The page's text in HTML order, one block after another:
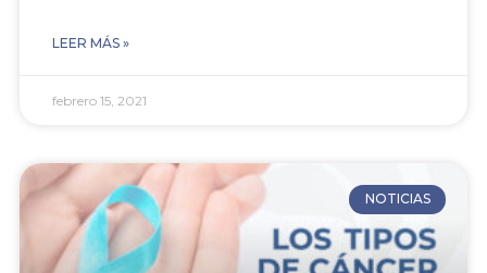
LEER MÁS »
febrero 15, 2021
NOTICIAS